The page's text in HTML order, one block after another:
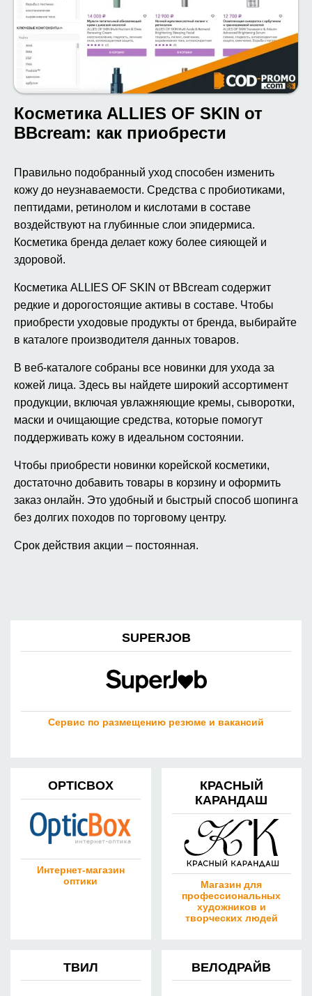
Косметика ALLIES OF SKIN от
BBcream: как приобрести
Правильно подобранный уход способен изменить
кожу до неузнаваемости. Средства с пробиотиками,
пептидами, ретинолом и кислотами в составе
воздействуют на глубинные слои эпидермиса.
Косметика бренда делает кожу более сияющей и
здоровой.
Косметика ALLIES OF SKIN от BBcream содержит
редкие и дорогостоящие активы в составе. Чтобы
приобрести уходовые продукты от бренда, выбирайте
в каталоге производителя данных товаров.
В веб-каталоге собраны все новинки для ухода за
кожей лица. Здесь вы найдете широкий ассортимент
продукции, включая увлажняющие кремы, сыворотки,
маски и очищающие средства, которые помогут
поддерживать кожу в идеальном состоянии.
Чтобы приобрести новинки корейской косметики,
достаточно добавить товары в корзину и оформить
заказ онлайн. Это удобный и быстрый способ шопинга
без долгих походов по торговому центру.
Срок действия акции – постоянная.
SUPERJOB
Сервис по размещению резюме и вакансий
OPTICBOX
Интернет-магазин
оптики
КРАСНЫЙ
КАРАНДАШ
Магазин для
профессиональных
художников и
творческих людей
ТВИЛ ВЕЛОДРАЙВ